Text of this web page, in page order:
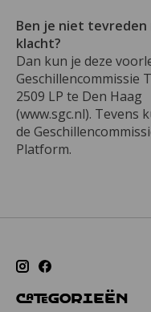
Ben je niet tevreden
klacht?
Dan kun je deze
Geschillencommissie
2509 LP te Den Haag
(www.sgc.nl). Tevens
de
Platform.
Categorieën